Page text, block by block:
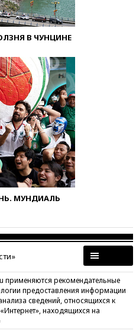
В ЧУНЦИНЕ
МУНДИАЛЬ
рекомендательные
предоставления информации
сведений, относящихся к
находящихся на